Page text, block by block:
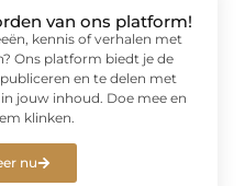
van ons platform!
kennis of verhalen met
Ons platform biedt je de
en te delen met
jouw inhoud. Doe mee en
klinken.
nu